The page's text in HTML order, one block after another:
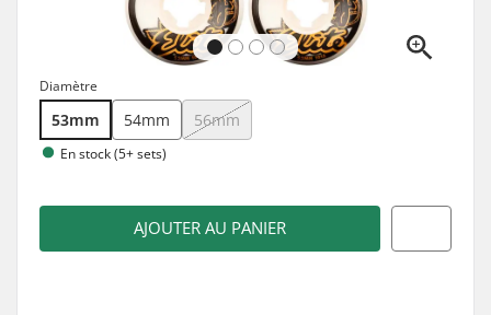
Diamètre
53mm 54mm 56mm
En stock (5+ sets)
AJOUTER AU PANIER